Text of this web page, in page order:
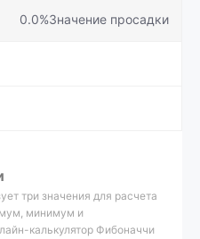
0.0%Значение просадки
три значения для расчета
минимум и
калькулятор Фибоначчи